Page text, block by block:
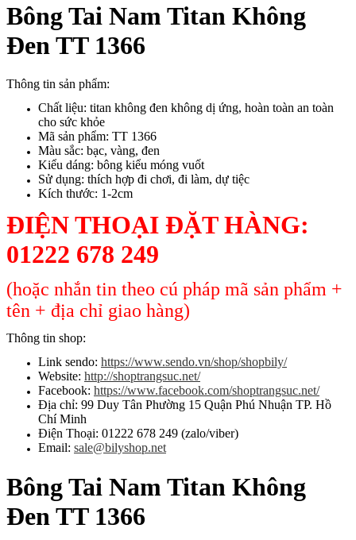
Bông Tai Nam Titan Không
Đen TT 1366
Thông tin sản phẩm:
Chất liệu: titan không đen không dị ứng, hoàn toàn an toàn
cho sức khỏe
Mã sản phẩm: TT 1366
Màu sắc: bạc, vàng, đen
Kiểu dáng: bông kiểu móng vuốt
Sử dụng: thích hợp đi chơi, đi làm, dự tiệc
Kích thước: 1-2cm
ĐIỆN THOẠI ĐẶT HÀNG:
01222 678 249
(hoặc nhắn tin theo cú pháp mã sản phẩm +
tên + địa chỉ giao hàng)
Thông tin shop:
Link sendo: https://www.sendo.vn/shop/shopbily/
Website: http://shoptrangsuc.net/
Facebook: https://www.facebook.com/shoptrangsuc.net/
Địa chỉ: 99 Duy Tân Phường 15 Quận Phú Nhuận TP. Hồ
Chí Minh
Điện Thoại: 01222 678 249 (zalo/viber)
Email: sale@bilyshop.net
Bông Tai Nam Titan Không
Đen TT 1366